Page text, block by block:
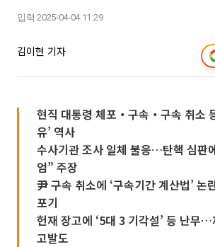
입력 2025-04-04 11:29
김이현 기자
현직 대통령 체포‧구속‧구속 취소
유’ 역사
수사기관 조사 일체 불응…탄핵 심판
엄” 주장
尹 구속 취소에 ‘구속기간 계산법’
포기
헌재 장고에 ‘5대 3 기각설’ 등 난무
고발도